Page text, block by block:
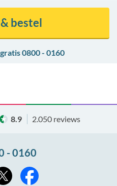
0800 - 0160
bestel
8.9 2.050 reviews
- 0160